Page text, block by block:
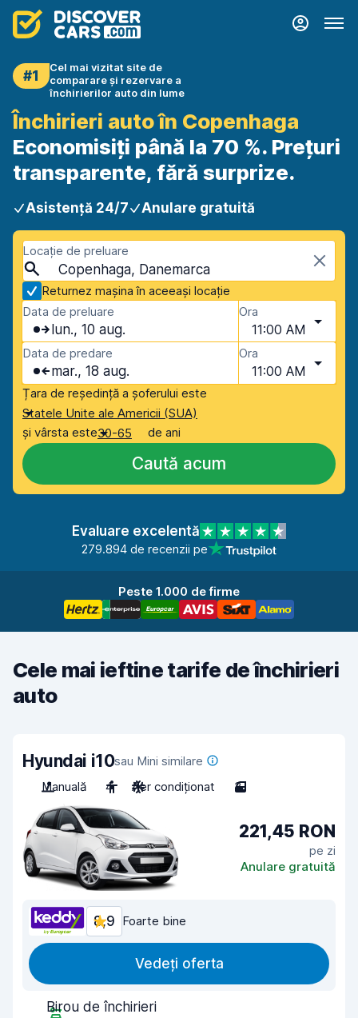
#1
Cel mai vizitat site de
comparare și rezervare a
închirierilor auto din lume
Închirieri auto în Copenhaga
Economisiți până la 70 %. Prețuri
transparente, fără surprize.
Asistență 24/7 Anulare gratuită
Locație de preluare
Copenhaga, Danemarca
Returnez mașina în aceeași locație
Data de preluare
lun., 10 aug.
Ora
11:00 AM
Data de predare
mar., 18 aug.
Ora
11:00 AM
Țara de reședință a șoferului este
Statele Unite ale Americii (SUA)
și vârsta este30-65 de ani
Caută acum
Evaluare excelentă
279.894 de recenzii pe
Peste 1.000 de firme
Cele mai ieftine tarife de închirieri
auto
Hyundai i10sau Mini similare
Manuală
4 Aer condiționat 3
221,45 RON
pe zi
Anulare gratuită
8,9 Foarte bine
Vedeți oferta
Birou de închirieri